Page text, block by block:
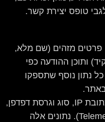
טופס יצירת קשר.
פרטים מזהים (שם מלא,
ותוכן ההודעה כפי
נתון נוסף שתספקו
כתובת IP, סוג וגרסת דפדפן,
דפים שנצפו, נתוני ביצועים (Telemetry). נתונים אלה